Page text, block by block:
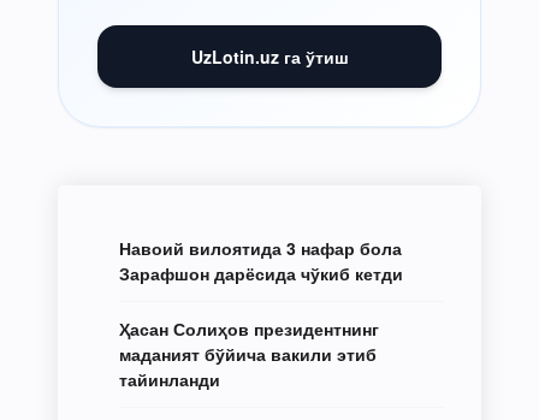
UzLotin.uz га ўтиш
Навоий вилоятида 3 нафар бола
Зарафшон дарёсида чўкиб кетди
Ҳасан Солиҳов президентнинг
маданият бўйича вакили этиб
тайинланди